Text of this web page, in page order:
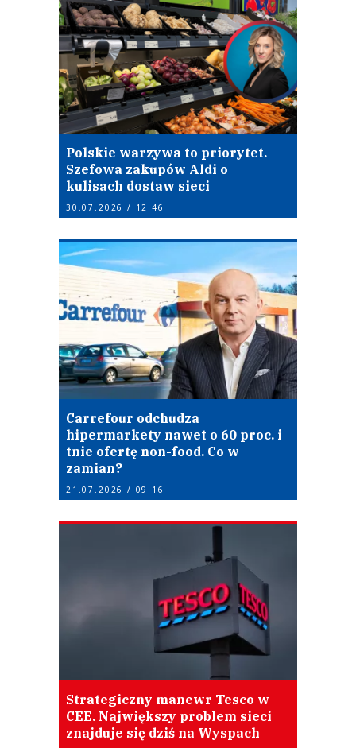
Polskie warzywa to priorytet.
Szefowa zakupów Aldi o
kulisach dostaw sieci
30.07.2026 / 12:46
Carrefour odchudza
hipermarkety nawet o 60 proc. i
tnie ofertę non-food. Co w
zamian?
21.07.2026 / 09:16
Strategiczny manewr Tesco w
CEE. Największy problem sieci
znajduje się dziś na Wyspach